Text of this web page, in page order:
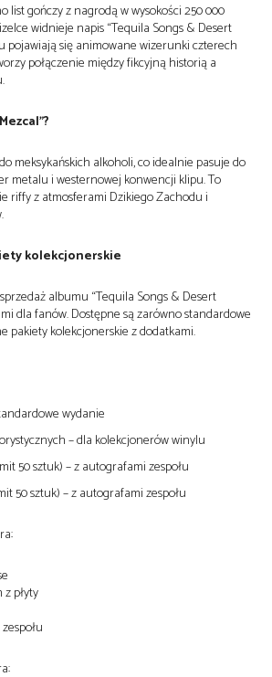
list gończy z nagrodą w wysokości 250 000
widnieje napis “Tequila Songs & Desert
pojawiają się animowane wizerunki czterech
połączenie między fikcyjną historią a
meksykańskich alkoholi, co idealnie pasuje do
metalu i westernowej konwencji klipu. To
riffy z atmosferami Dzikiego Zachodu i
kolekcjonerskie
albumu “Tequila Songs & Desert
dla fanów. Dostępne są zarówno standardowe
pakiety kolekcjonerskie z dodatkami.
wydanie
– dla kolekcjonerów winylu
50 sztuk) – z autografami zespołu
50 sztuk) – z autografami zespołu
płyty